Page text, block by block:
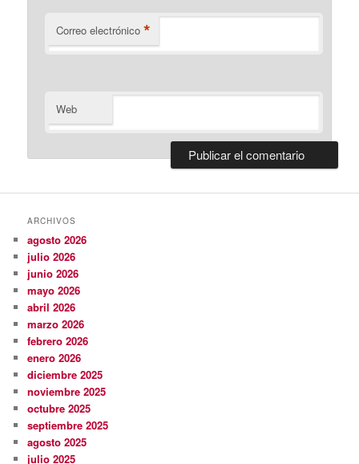
Correo electrónico *
Web
ARCHIVOS
agosto 2026
julio 2026
junio 2026
mayo 2026
abril 2026
marzo 2026
febrero 2026
enero 2026
diciembre 2025
noviembre 2025
octubre 2025
septiembre 2025
agosto 2025
julio 2025